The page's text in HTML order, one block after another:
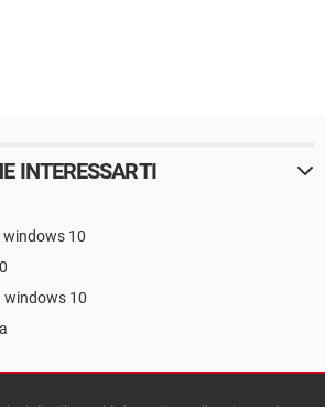
INTERESSARTI
10
windows 10